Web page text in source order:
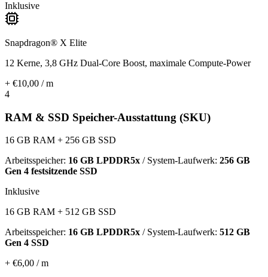
Inklusive
Snapdragon® X Elite
12 Kerne, 3,8 GHz Dual-Core Boost, maximale Compute-Power
+ €10,00 / m
4
RAM & SSD Speicher-Ausstattung (SKU)
16 GB RAM + 256 GB SSD
Arbeitsspeicher: 16 GB LPDDR5x / System-Laufwerk: 256 GB
Gen 4 festsitzende SSD
Inklusive
16 GB RAM + 512 GB SSD
Arbeitsspeicher: 16 GB LPDDR5x / System-Laufwerk: 512 GB
Gen 4 SSD
+ €6,00 / m